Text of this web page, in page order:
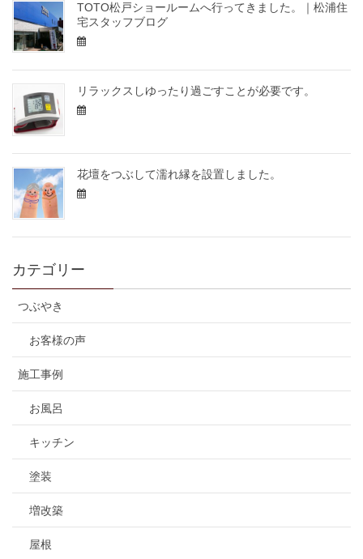
TOTO松戸ショールームへ行ってきました。｜松浦住
宅スタッフブログ
リラックスしゆったり過ごすことが必要です。
花壇をつぶして濡れ縁を設置しました。
カテゴリー
つぶやき
お客様の声
施工事例
お風呂
キッチン
塗装
増改築
屋根